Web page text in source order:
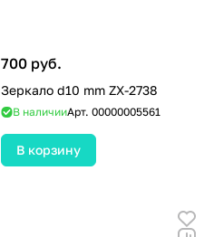
700 руб.
Зеркало d10 mm ZX-2738
В наличииАрт. 00000005561
В корзину